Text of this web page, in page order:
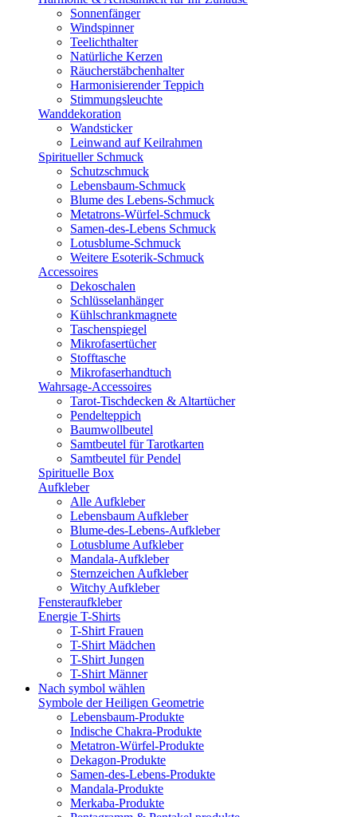
Sonnenfänger
Windspinner
Teelichthalter
Natürliche Kerzen
Räucherstäbchenhalter
Harmonisierender Teppich
Stimmungsleuchte
Wanddekoration
Wandsticker
Leinwand auf Keilrahmen
Spiritueller Schmuck
Schutzschmuck
Lebensbaum-Schmuck
Blume des Lebens-Schmuck
Metatrons-Würfel-Schmuck
Samen-des-Lebens Schmuck
Lotusblume-Schmuck
Weitere Esoterik-Schmuck
Accessoires
Dekoschalen
Schlüsselanhänger
Kühlschrankmagnete
Taschenspiegel
Mikrofasertücher
Stofftasche
Mikrofaserhandtuch
Wahrsage-Accessoires
Tarot-Tischdecken & Altartücher
Pendelteppich
Baumwollbeutel
Samtbeutel für Tarotkarten
Samtbeutel für Pendel
Spirituelle Box
Aufkleber
Alle Aufkleber
Lebensbaum Aufkleber
Blume-des-Lebens-Aufkleber
Lotusblume Aufkleber
Mandala-Aufkleber
Sternzeichen Aufkleber
Witchy Aufkleber
Fensteraufkleber
Energie T-Shirts
T-Shirt Frauen
T-Shirt Mädchen
T-Shirt Jungen
T-Shirt Männer
Nach symbol wählen
Symbole der Heiligen Geometrie
Lebensbaum-Produkte
Indische Chakra-Produkte
Metatron-Würfel-Produkte
Dekagon-Produkte
Samen-des-Lebens-Produkte
Mandala-Produkte
Merkaba-Produkte